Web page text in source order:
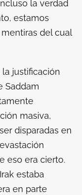
la verdad
estamos
del cual
justificación
Saddam
masiva,
disparadas en
eso era cierto.
estaba
en parte